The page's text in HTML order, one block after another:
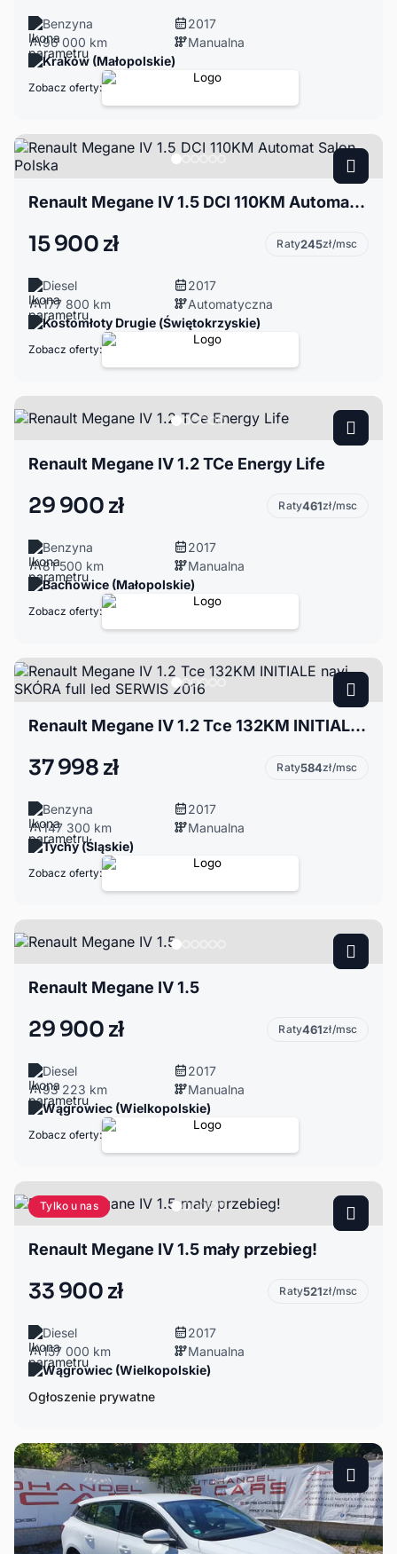
Benzyna
2017
96 000 km
Manualna
Kraków (Małopolskie)
Zobacz oferty:
Renault Megane IV 1.5 DCI 110KM Automat Salon Polska
15 900 zł Raty245zł/msc
Diesel
2017
177 800 km
Automatyczna
Kostomłoty Drugie (Świętokrzyskie)
Zobacz oferty:
Renault Megane IV 1.2 TCe Energy Life
29 900 zł Raty461zł/msc
Benzyna
2017
81 500 km
Manualna
Bachowice (Małopolskie)
Zobacz oferty:
Renault Megane IV 1.2 Tce 132KM INITIALE navi SKÓRA full led SERWIS 2016
37 998 zł Raty584zł/msc
Benzyna
2017
147 300 km
Manualna
Tychy (Śląskie)
Zobacz oferty:
Renault Megane IV 1.5
29 900 zł Raty461zł/msc
Diesel
2017
93 223 km
Manualna
Wągrowiec (Wielkopolskie)
Zobacz oferty:
Tylko u nas
Renault Megane IV 1.5 mały przebieg!
33 900 zł Raty521zł/msc
Diesel
2017
157 000 km
Manualna
Wągrowiec (Wielkopolskie)
Ogłoszenie prywatne